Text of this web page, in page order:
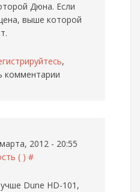
Дюна. Если
выше которой
,
комментарии
2012 - 20:55
( ) #
Dune HD-101,